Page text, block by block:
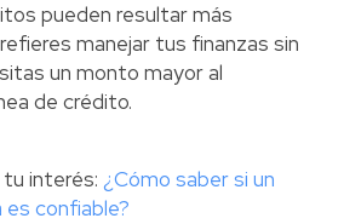
pueden resultar más
manejar tus finanzas sin
un monto mayor al
de crédito.
interés: ¿Cómo saber si un
confiable?